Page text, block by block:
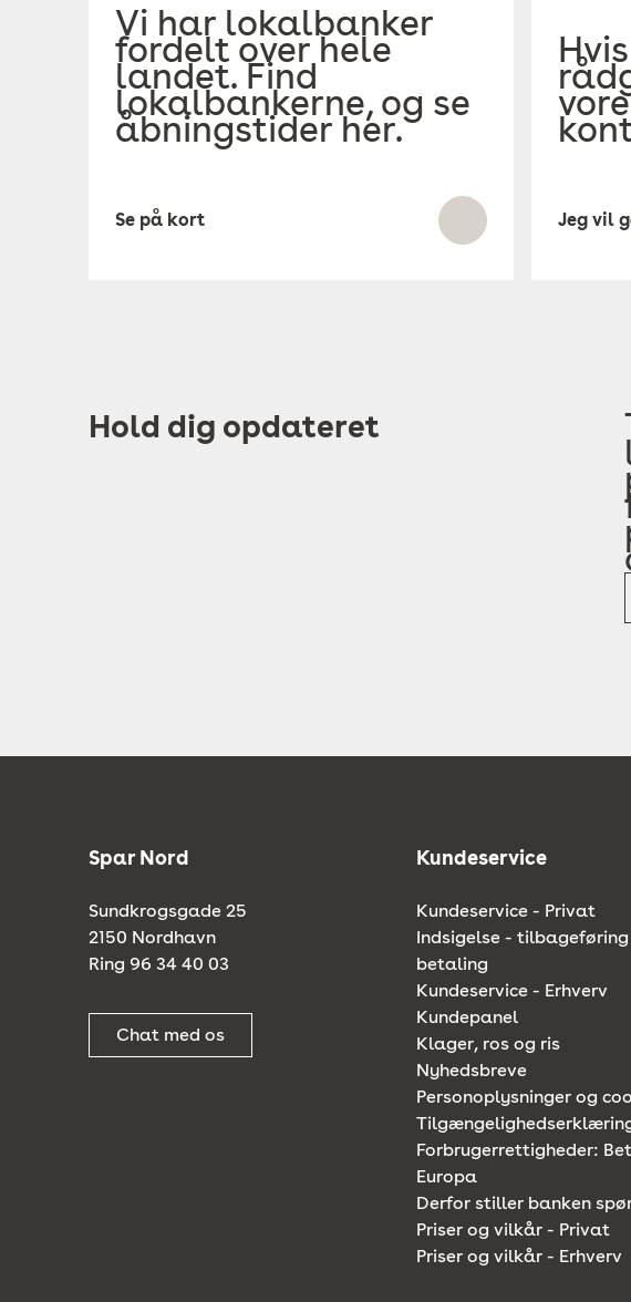
Vi har lokalbanker
fordelt over hele
landet. Find
lokalbankerne, og se
åbningstider her.
Se på kort Jeg vil
Hold dig opdateret
Spar Nord
Sundkrogsgade 25
2150 Nordhavn
Ring 96 34 40 03
Chat med os
Kundeservice
Kundeservice - Privat
Indsigelse -
betaling
Kundeservice - Erhverv
Kundepanel
Klager, ros og ris
Nyhedsbreve
Personoplysninger og
Forbrugerrettigheder:
Europa
Derfor stiller banken
Priser og vilkår - Privat
Priser og vilkår - Erhverv